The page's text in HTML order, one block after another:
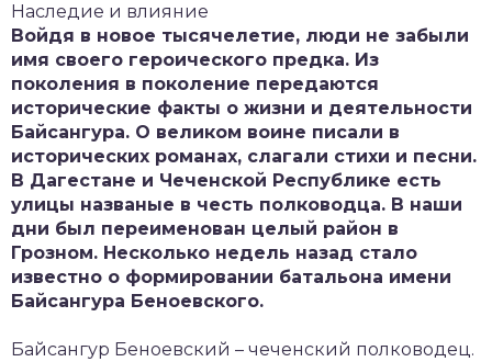
Наследие и влияние
Войдя в новое тысячелетие, люди не забыли
имя своего героического предка. Из
поколения в поколение передаются
исторические факты о жизни и деятельности
Байсангура. О великом воине писали в
исторических романах, слагали стихи и песни.
В Дагестане и Чеченской Республике есть
улицы названые в честь полководца. В наши
дни был переименован целый район в
Грозном. Несколько недель назад стало
известно о формировании батальона имени
Байсангура Беноевского.
Байсангур Беноевский – чеченский полководец.